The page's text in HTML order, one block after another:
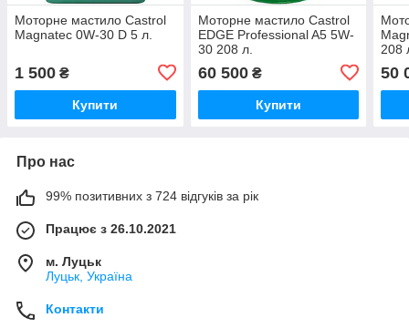
Моторне мастило Castrol
Magnatec 0W-30 D 5 л.
1 500 ₴
Купити
Моторне мастило Castrol
EDGE Professional A5 5W-
30 208 л.
60 500₴
Купити
208
50
Про нас
99% позитивних з 724 відгуків за рік
Працює з 26.10.2021
м. Луцьк
Луцьк, Україна
Контакти